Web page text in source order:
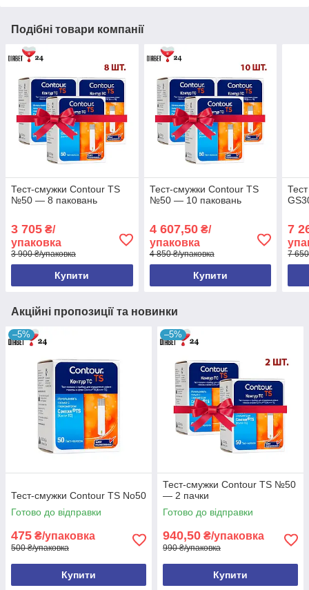
Подібні товари компанії
Тест-смужки Contour TS
№50 — 8 паковань
3 705 ₴/
упаковка
3 900 ₴/упаковка
Купити
Тест-смужки Contour TS
№50 — 10 паковань
4 607,50₴/
упаковка
4 850 ₴/упаковка
Купити
7
7
Акційні пропозиції та новинки
–5%
Тест-смужки Contour TS No50
Готово до відправки
475 ₴/упаковка
500 ₴/упаковка
Купити
–5%
Тест-смужки Contour TS №50
— 2 пачки
Готово до відправки
940,50 ₴/упаковка
990 ₴/упаковка
Купити